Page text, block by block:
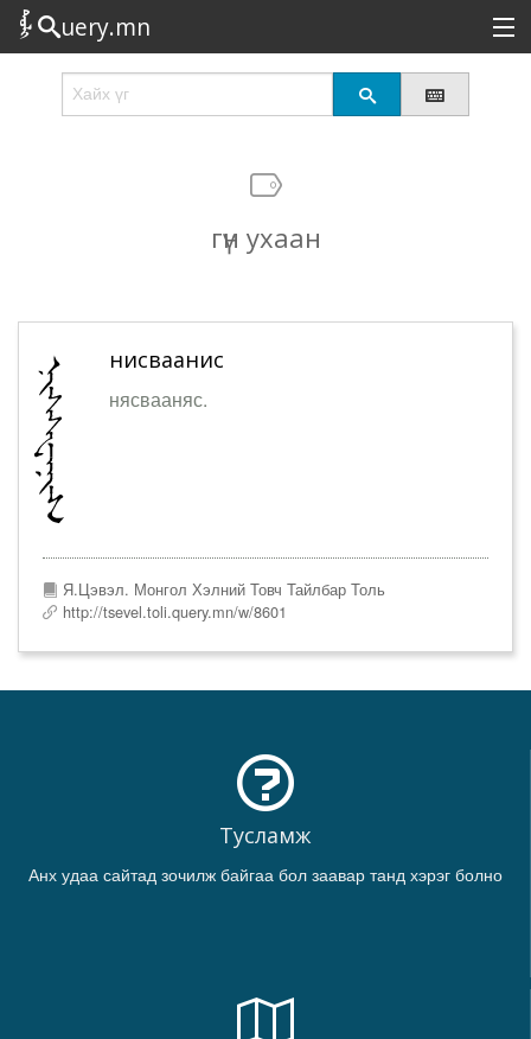
uery.mn
Сонирхолтой
гүн ухаан
нисваанис
нясвааняс.
Я.Цэвэл. Монгол Хэлний Товч Тайлбар Толь
http://tsevel.toli.query.mn/w/8601
Тусламж
Анх удаа сайтад зочилж байгаа бол заавар танд хэрэг болно